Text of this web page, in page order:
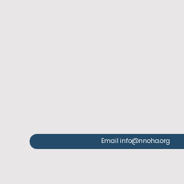
Email info@nnoha.org